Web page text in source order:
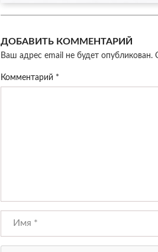
ДОБАВИТЬ КОММЕНТАРИЙ
Ваш адрес email не будет опубликован.
Комментарий *